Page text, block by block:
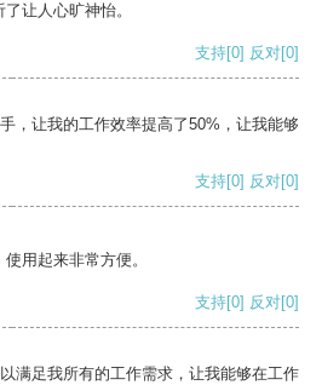
让人心旷神怡。
支持[0] 反对[0]
，让我的工作效率提高了50%，让我能够
支持[0] 反对[0]
用起来非常方便。
支持[0] 反对[0]
满足我所有的工作需求，让我能够在工作